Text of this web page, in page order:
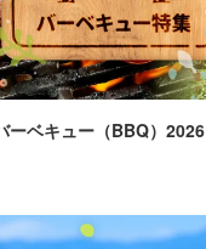
ーベキュー（BBQ）2026